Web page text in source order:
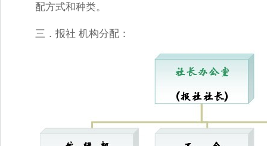
配方式和种类。
三．报社 机构分配：